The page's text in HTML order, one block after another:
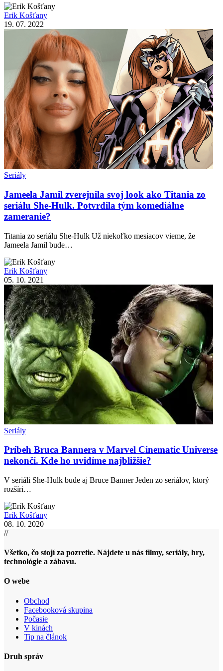
Erik Košťany
19. 07. 2022
Seriály
Jameela Jamil zverejnila svoj look ako Titania zo
seriálu She-Hulk. Potvrdila tým komediálne
zameranie?
Titania zo seriálu She-Hulk Už niekoľko mesiacov vieme, že
Jameela Jamil bude…
Erik Košťany
05. 10. 2021
Seriály
Príbeh Bruca Bannera v Marvel Cinematic Universe
nekončí. Kde ho uvidíme najbližšie?
V seriáli She-Hulk bude aj Bruce Banner Jeden zo seriálov, ktorý
rozšíri…
Erik Košťany
08. 10. 2020
//
Všetko, čo stojí za pozretie. Nájdete u nás filmy, seriály, hry,
technológie a zábavu.
O webe
Obchod
Facebooková skupina
Počasie
V kinách
Tip na článok
Druh správ